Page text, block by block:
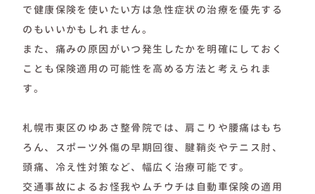
で健康保険を使いたい方は急性症状の治療を優先する
のもいいかもしれません。
また、痛みの原因がいつ発生したかを明確にしておく
ことも保険適用の可能性を高める方法と考えられま
す。
札幌市東区のゆあさ整骨院では、肩こりや腰痛はもち
ろん、スポーツ外傷の早期回復、腱鞘炎やテニス肘、
頭痛、冷え性対策など、幅広く治療可能です。
交通事故によるお怪我やムチウチは自動車保険の適用